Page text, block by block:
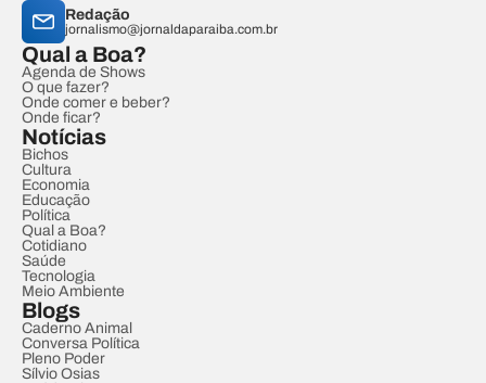
Redação
jornalismo@jornaldaparaiba.com.br
Qual a Boa?
Agenda de Shows
O que fazer?
Onde comer e beber?
Onde ficar?
Notícias
Bichos
Cultura
Economia
Educação
Política
Qual a Boa?
Cotidiano
Saúde
Tecnologia
Meio Ambiente
Blogs
Caderno Animal
Conversa Política
Pleno Poder
Sílvio Osias